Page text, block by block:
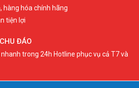
hàng hóa chính hãng
tiện lợi
ĐÁO
trong 24h Hotline phục vụ cả T7 và